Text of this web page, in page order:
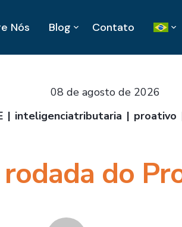
Nós Blog Contato
08 de agosto de 2026
inteligenciatributaria proativo
rodada do